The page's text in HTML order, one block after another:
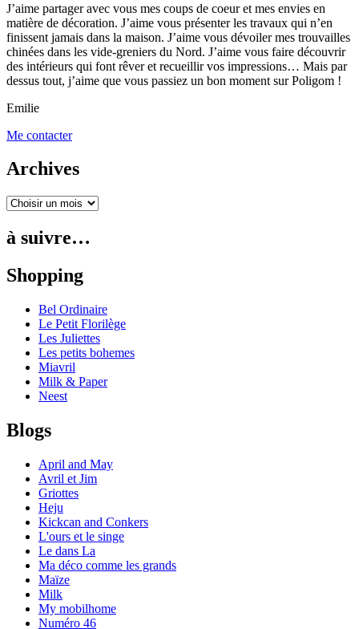
J’aime partager avec vous mes coups de coeur et mes envies en
matière de décoration. J’aime vous présenter les travaux qui n’en
finissent jamais dans la maison. J’aime vous dévoiler mes trouvailles
chinées dans les vide-greniers du Nord. J’aime vous faire découvrir
des intérieurs qui font rêver et recueillir vos impressions… Mais par
dessus tout, j’aime que vous passiez un bon moment sur Poligom !
Emilie
Me contacter
Archives
à suivre…
Shopping
Bel Ordinaire
Le Petit Florilège
Les Juliettes
Les petits bohemes
Miavril
Milk & Paper
Neest
Blogs
April and May
Avril et Jim
Griottes
Heju
Kickcan and Conkers
L'ours et le singe
Le dans La
Ma déco comme les grands
Maïze
Milk
My mobilhome
Numéro 46